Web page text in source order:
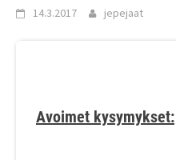
14.3.2017 jepejaat
Avoimet kysymykset: